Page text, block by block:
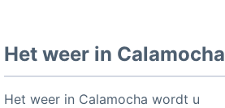
Het weer in Calamocha
Het weer in Calamocha wordt u